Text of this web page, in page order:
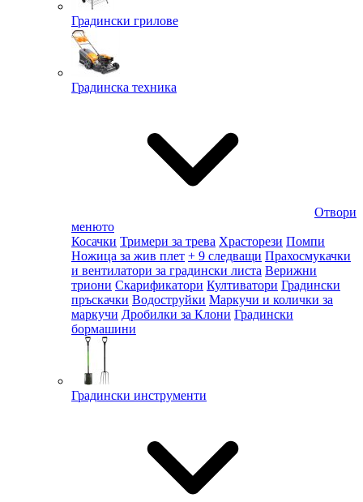
Градински грилове
Градинска техника
Отвори
менюто
Косачки Тримери за трева Храсторези Помпи
Ножица за жив плет + 9 следващи Прахосмукачки
и вентилатори за градински листа Верижни
триони Скарификатори Култиватори Градински
пръскачки Водоструйки Маркучи и колички за
маркучи Дробилки за Клони Градински
бормашини
Градински инструменти